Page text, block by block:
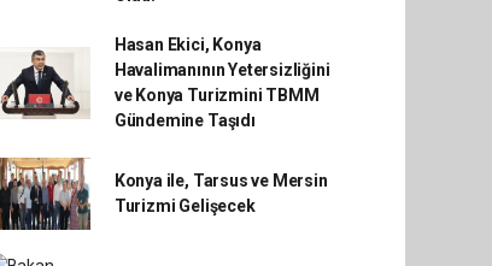
Hasan Ekici, Konya
Havalimanının Yetersizliğini
ve Konya Turizmini TBMM
Gündemine Taşıdı
Konya ile, Tarsus ve Mersin
Turizmi Gelişecek